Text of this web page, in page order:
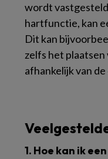
wordt
hartfunctie, kan
Dit kan
zelfs het plaatsen
afhankelijk van
1. Hoe kan ik